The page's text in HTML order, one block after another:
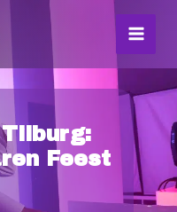
Tilburg:
Feest